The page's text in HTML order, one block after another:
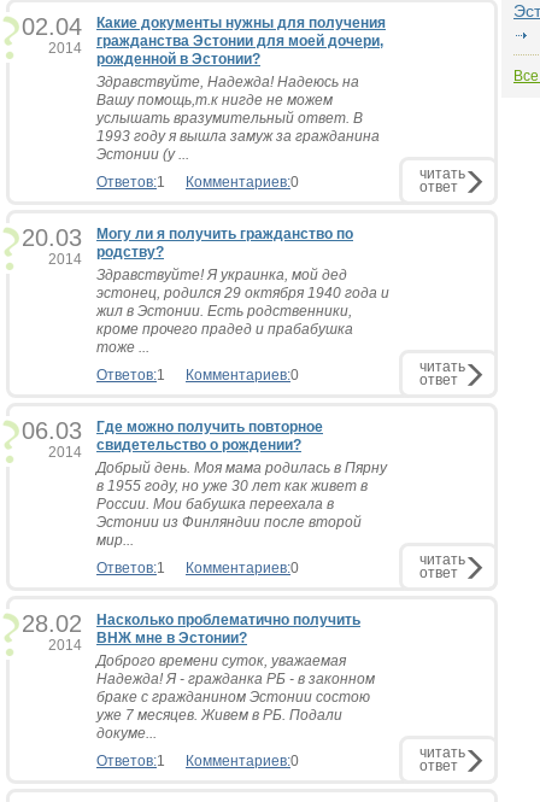
02.04
2014
Какие документы нужны для получения
гражданства Эстонии для моей дочери,
рожденной в Эстонии?
Здравствуйте, Надежда! Надеюсь на
Вашу помощь,т.к нигде не можем
услышать вразумительный ответ. В
1993 году я вышла замуж за гражданина
Эстонии (у ...
Ответов:1 Комментариев:0 читать
ответ
20.03
2014
Могу ли я получить гражданство по
родству?
Здравствуйте! Я украинка, мой дед
эстонец, родился 29 октября 1940 года и
жил в Эстонии. Есть родственники,
кроме прочего прадед и прабабушка
тоже ...
Ответов:1 Комментариев:0 читать
ответ
06.03
2014
Где можно получить повторное
свидетельство о рождении?
Добрый день. Моя мама родилась в Пярну
в 1955 году, но уже 30 лет как живет в
России. Мои бабушка переехала в
Эстонии из Финляндии после второй
мир...
Ответов:1 Комментариев:0 читать
ответ
28.02
2014
Насколько проблематично получить
ВНЖ мне в Эстонии?
Доброго времени суток, уважаемая
Надежда! Я - гражданка РБ - в законном
браке с гражданином Эстонии состою
уже 7 месяцев. Живем в РБ. Подали
докуме...
Ответов:1 Комментариев:0 читать
ответ